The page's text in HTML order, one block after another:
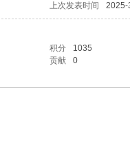
上次发表时间 2025-
积分
1035
贡献 0